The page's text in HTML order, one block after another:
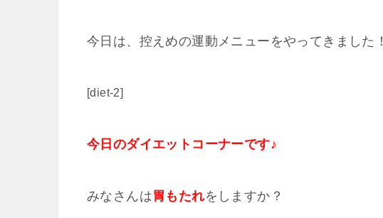
今日は、控えめの運動メニューをやってきました！
[diet-2]
今日のダイエットコーナーです♪
みなさんは胃もたれをしますか？